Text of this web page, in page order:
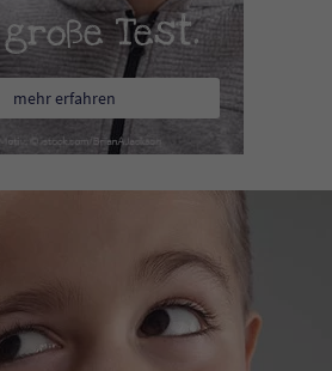
Test.
mehr erfahren